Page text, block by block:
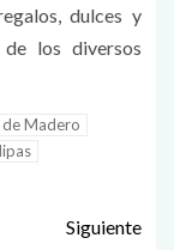
dulces y
los diversos
Madero
Siguiente